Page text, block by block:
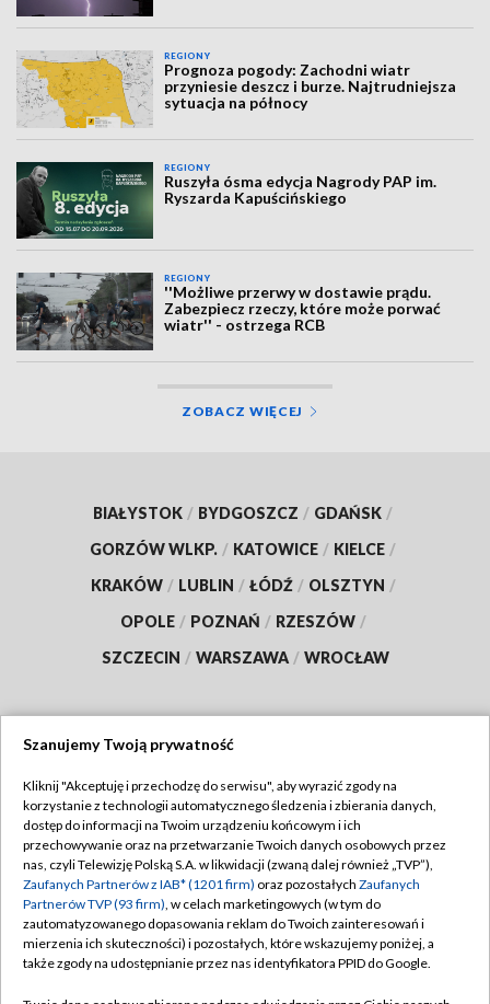
REGIONY
Prognoza pogody: Zachodni wiatr
przyniesie deszcz i burze. Najtrudniejsza
sytuacja na północy
REGIONY
Ruszyła ósma edycja Nagrody PAP im.
Ryszarda Kapuścińskiego
REGIONY
''Możliwe przerwy w dostawie prądu.
Zabezpiecz rzeczy, które może porwać
wiatr'' - ostrzega RCB
ZOBACZ WIĘCEJ
BIAŁYSTOK / BYDGOSZCZ / GDAŃSK /
GORZÓW WLKP. / KATOWICE / KIELCE /
KRAKÓW / LUBLIN / ŁÓDŹ / OLSZTYN /
OPOLE / POZNAŃ / RZESZÓW /
SZCZECIN / WARSZAWA / WROCŁAW
TVP
Abonament TVP
Emisja w TVP
Centrum informacji TVP
Naziemna Telewizja Cyfrowa
Regulamin TVP
Polityka prywatności
Moje zgody
Pomoc
Szanujemy Twoją prywatność
Kliknij "Akceptuję i przechodzę do serwisu", aby wyrazić zgody na
korzystanie z technologii automatycznego śledzenia i zbierania danych,
dostęp do informacji na Twoim urządzeniu końcowym i ich
przechowywanie oraz na przetwarzanie Twoich danych osobowych przez
nas, czyli Telewizję Polską S.A. w likwidacji (zwaną dalej również „TVP”),
Zaufanych Partnerów z IAB* (1201 firm) oraz pozostałych Zaufanych
Partnerów TVP (93 firm), w celach marketingowych (w tym do
zautomatyzowanego dopasowania reklam do Twoich zainteresowań i
mierzenia ich skuteczności) i pozostałych, które wskazujemy poniżej, a
także zgody na udostępnianie przez nas identyfikatora PPID do Google.